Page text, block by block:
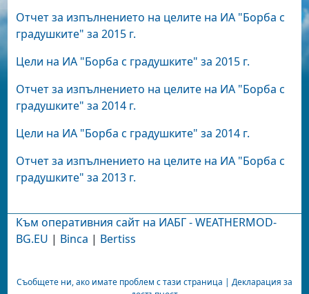
Отчет за изпълнението на целите на ИА "Борба с
градушките" за 2015 г.
Цели на ИА "Борба с градушките" за 2015 г.
Отчет за изпълнението на целите на ИА "Борба с
градушките" за 2014 г.
Цели на ИА "Борба с градушките" за 2014 г.
Отчет за изпълнението на целите на ИА "Борба с
градушките" за 2013 г.
Към оперативния сайт на ИАБГ - WEATHERMOD-
BG.EU | Binca | Bertiss
Съобщете ни, ако имате проблем с тази страница | Декларация за